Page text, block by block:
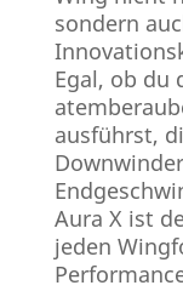
sondern
Egal, ob du
ausführst,
Aura X ist
jeden